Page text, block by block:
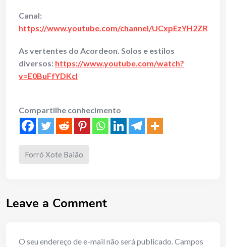
Canal:
https://www.youtube.com/channel/
As vertentes do Acordeon. Solos e estilos
diversos: https://www.youtube.com/watch?
v=E0BuFfYDKcI
Compartilhe conhecimento
Forró Xote Baião
Leave a Comment
O seu endereço de e-mail não será publicado.Campos